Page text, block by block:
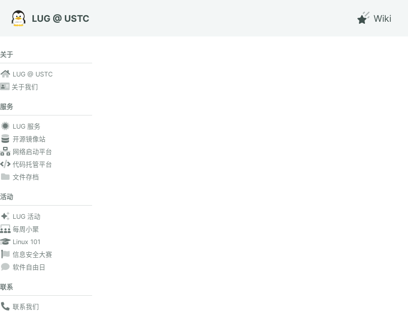
LUG @ USTC
Wiki
关于
LUG @ USTC
关于我们
服务
LUG 服务
开源镜像站
网络启动平台
代码托管平台
文件存档
活动
LUG 活动
每周小聚
Linux 101
信息安全大赛
软件自由日
联系
联系我们